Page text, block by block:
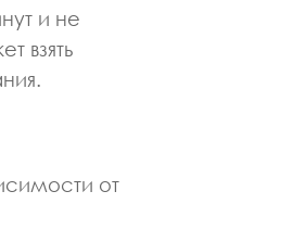
и не
взять
от